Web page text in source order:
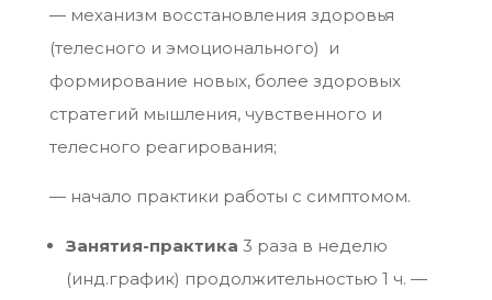
— механизм восстановления здоровья
(телесного и эмоционального) и
формирование новых, более здоровых
стратегий мышления, чувственного и
телесного реагирования;
— начало практики работы с симптомом.
Занятия-практика 3 раза в неделю
(инд.график) продолжительностью 1 ч. —